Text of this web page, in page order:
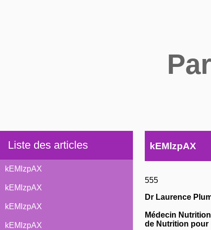
Liste des articles
kEMlzpAX
kEMlzpAX
kEMlzpAX
kEMlzpAX
kEMlzpAX
555
Dr Laurence
Médecin
de Nutrition pour